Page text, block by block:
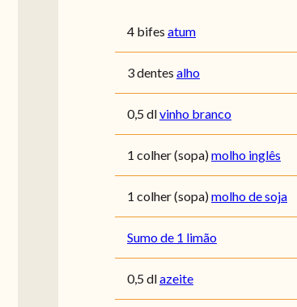
4 bifes atum
3 dentes alho
0,5 dlvinho branco
1 colher (sopa)molho inglês
1 colher (sopa)molho de soja
Sumo de 1 limão
0,5 dlazeite